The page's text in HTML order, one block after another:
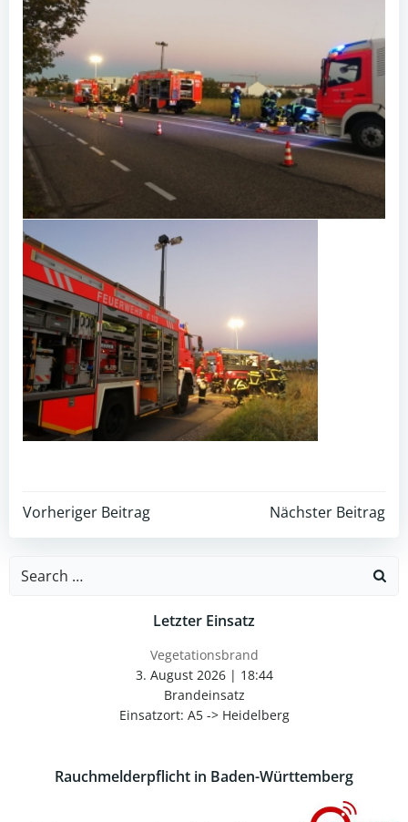
Post
navigation
Vorheriger Beitrag
Post
navigation
Nächster Beitrag
Search
Letzter Einsatz
Vegetationsbrand
3. August 2026| 18:44
Brandeinsatz
Einsatzort: A5 -> Heidelberg
Rauchmelderpflicht in Baden-Württemberg